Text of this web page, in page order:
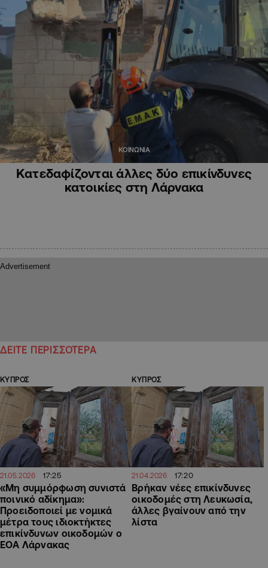
ΚΟΙΝΩΝΙΑ
Κατεδαφίζονται άλλες δύο επικίνδυνες
κατοικίες στη Λάρνακα
ΔΕΙΤΕ ΠΕΡΙΣΣΟΤΕΡΑ
ΚΥΠΡΟΣ
21.05.2026 17:25
«Μη συμμόρφωση συνιστά
ποινικό αδίκημα»:
Προειδοποιεί με νομικά
μέτρα τους ιδιοκτήκτες
επικίνδυνων οικοδομών ο
ΕΟΑ Λάρνακας
ΚΥΠΡΟΣ
21.04.2026 17:20
Βρήκαν νέες επικίνδυνες
οικοδομές στη Λευκωσία,
άλλες βγαίνουν από την
λίστα